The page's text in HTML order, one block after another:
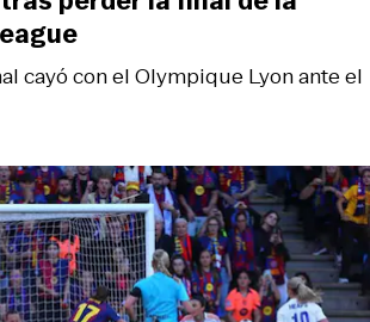
cayó con el Olympique Lyon ante el